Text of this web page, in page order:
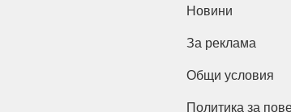
Новини
За реклама
Общи условия
Политика за